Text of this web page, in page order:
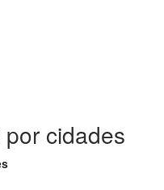
cidades